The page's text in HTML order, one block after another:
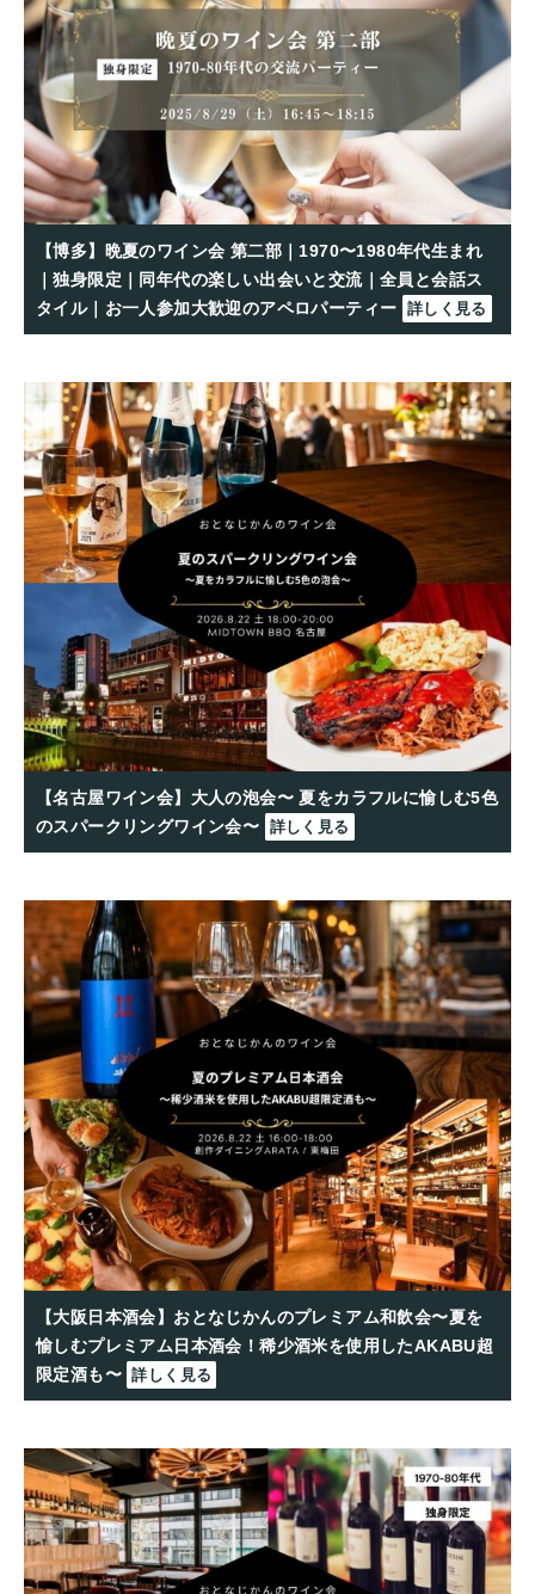
【博多】晩夏のワイン会 第二部｜1970〜1980年代生まれ
｜独身限定｜同年代の楽しい出会いと交流｜全員と会話ス
タイル｜お一人参加大歓迎のアペロパーティー 詳しく見る
【名古屋ワイン会】大人の泡会〜 夏をカラフルに愉しむ5色
のスパークリングワイン会〜 詳しく見る
【大阪日本酒会】おとなじかんのプレミアム和飲会〜夏を
愉しむプレミアム日本酒会！稀少酒米を使用したAKABU超
限定酒も〜 詳しく見る